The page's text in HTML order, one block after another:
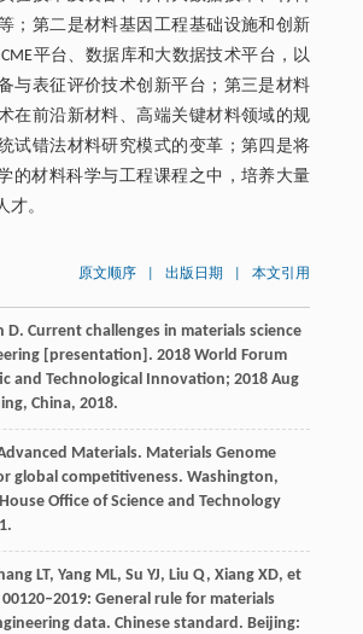
；第二是材料基因工程基础设施和创新
平台、数据库和大数据技术平台，以
与表征评价技术创新平台；第三是材料
在前沿新材料、高端关键材料领域的规
试错法材料研究模式的变革；第四是将
的材料科学与工程课程之中，培养大量
才。
原文顺序 出版日期 本文引用
D. Current challenges in materials science
[presentation]. 2018 World Forum
and Technological Innovation; 2018 Aug
China, 2018.
Materials. Materials Genome
global competitiveness. Washington,
Office of Science and Technology
LT, Yang ML, Su YJ, Liu Q, Xiang XD, et
00120–2019: General rule for materials
data. Chinese standard. Beijing: